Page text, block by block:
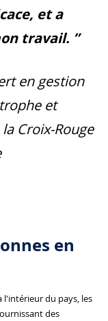
et a
travail. ”
en gestion
et
Croix-Rouge
en
l'intérieur du pays, les
des